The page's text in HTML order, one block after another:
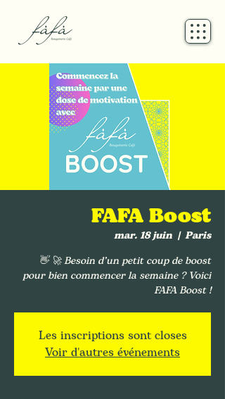
FAFA Boost
mar. 18 juin
  |
Paris
👋 🚀 Besoin d’un petit coup de boost
pour bien commencer la semaine ? Voici
FAFA Boost !
Les inscriptions sont closes
Voir d'autres événements